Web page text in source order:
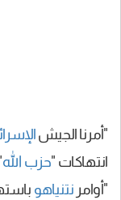
"أمرنا الجيش
انتهاكات "حزب الله
"أوامر نتنياهو